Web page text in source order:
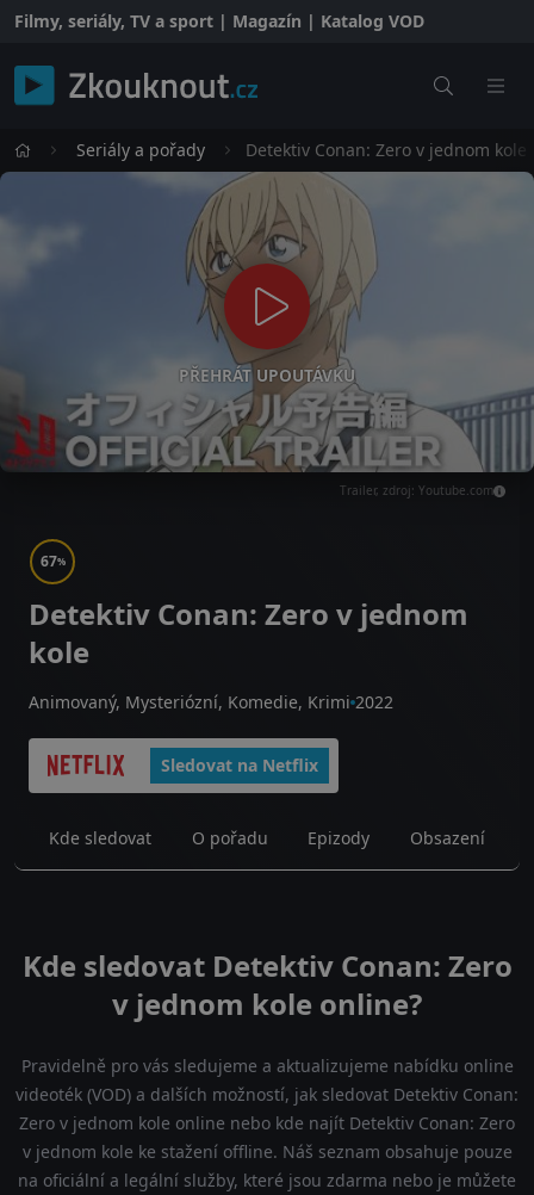
Filmy, seriály, TV a sport | Magazín | Katalog VOD
Seriály a pořady Detektiv Conan: Zero v jednom kole
PŘEHRÁT UPOUTÁVKU
Trailer, zdroj: Youtube.com
67%
Detektiv Conan: Zero v jednom
kole
Animovaný, Mysteriózní, Komedie, Krimi 2022
Sledovat na Netflix
Kde sledovat O pořadu Epizody Obsazení
Kde sledovat Detektiv Conan: Zero
v jednom kole online?
Pravidelně pro vás sledujeme a aktualizujeme nabídku online
videoték (VOD) a dalších možností, jak sledovat Detektiv Conan:
Zero v jednom kole online nebo kde najít Detektiv Conan: Zero
v jednom kole ke stažení offline. Náš seznam obsahuje pouze
na oficiální a legální služby, které jsou zdarma nebo je můžete